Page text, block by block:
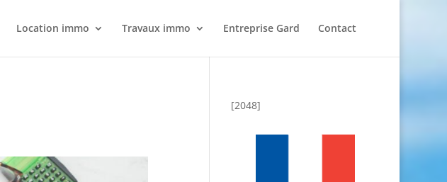
Location immo Travaux immo Entreprise Gard Contact
[2048]